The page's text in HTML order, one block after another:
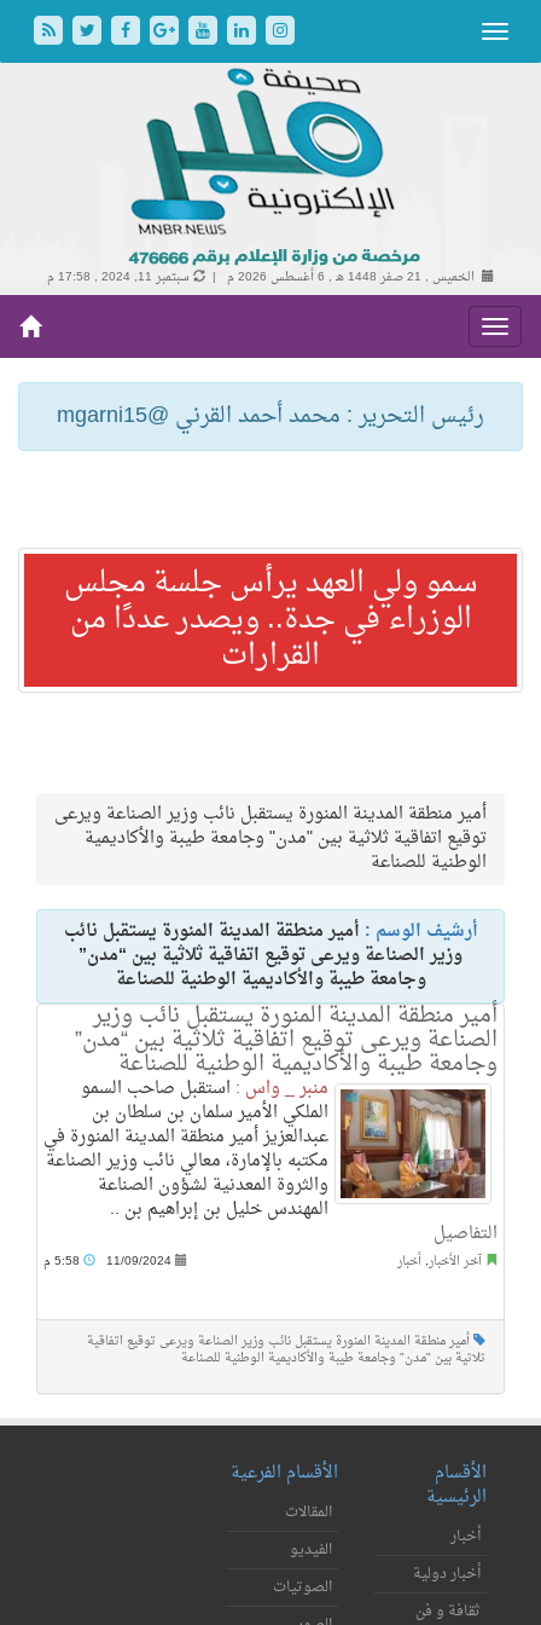
الخميس , 21 صفر 1448 هـ , 6 أغسطس 2026 م | سبتمبر 11, 2024 , 17:58 م
رئيس التحرير : محمد أحمد القرني @mgarni15
سمو ولي العهد يرأس جلسة مجلس
الوزراء في جدة.. ويصدر عددًا من
القرارات
أمير منطقة المدينة المنورة يستقبل نائب وزير الصناعة ويرعى
توقيع اتفاقية ثلاثية بين "مدن" وجامعة طيبة والأكاديمية
الوطنية للصناعة
أرشيف الوسم : أمير منطقة المدينة المنورة يستقبل نائب
وزير الصناعة ويرعى توقيع اتفاقية ثلاثية بين “مدن”
وجامعة طيبة والأكاديمية الوطنية للصناعة
أمير منطقة المدينة المنورة يستقبل نائب وزير
الصناعة ويرعى توقيع اتفاقية ثلاثية بين “مدن”
وجامعة طيبة والأكاديمية الوطنية للصناعة
منبر _ واس : استقبل صاحب السمو
الملكي الأمير سلمان بن سلطان بن
عبدالعزيز أمير منطقة المدينة المنورة في
مكتبه بالإمارة، معالي نائب وزير الصناعة
والثروة المعدنية لشؤون الصناعة
المهندس خليل بن إبراهيم بن ..
التفاصيل
آخر الأخبار, أخبار 11/09/2024
أمير منطقة المدينة المنورة يستقبل نائب وزير الصناعة ويرعى توقيع اتفاقية
ثلاثية بين "مدن" وجامعة طيبة والأكاديمية الوطنية للصناعة
الأقسام
الرئيسية
أخبار
أخبار دولية
ثقافة و فن
الأقسام الفرعية
المقالات
الفيديو
الصوتيات